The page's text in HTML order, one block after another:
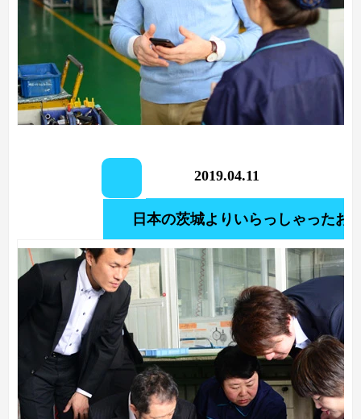
2019.04.11
日本の茨城よりいらっしゃったお